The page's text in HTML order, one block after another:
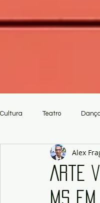
Cultura Teatro
Artesanato
Arte
MS
Alex